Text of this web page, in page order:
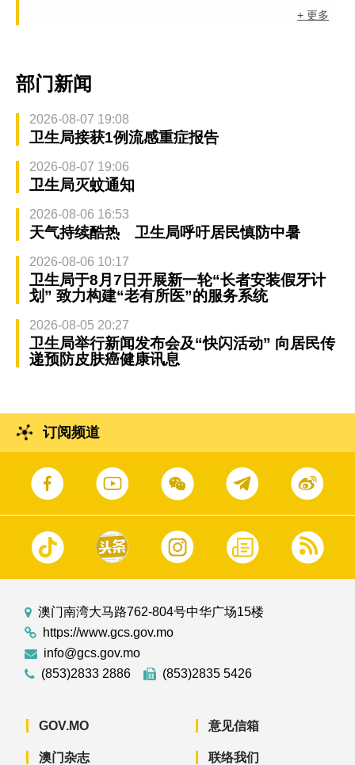
+ 更多
部门新闻
2026-08-07 19:08
卫生局接获1例流感重症报告
2026-08-07 19:06
卫生局灭蚊通知
2026-08-06 16:53
天气持续酷热 卫生局呼吁居民慎防中暑
2026-08-06 10:17
卫生局于8月7日开展新一轮“长者安装假牙计
划” 致力构建“老有所医”的服务系统
2026-08-05 20:27
卫生局举行新闻发布会及“快闪活动” 向居民传
递预防皮肤癌健康讯息
订阅频道
澳门南湾大马路762-804号中华广场15楼
https://www.gcs.gov.mo
info@gcs.gov.mo
(853)2833 2886
(853)2835 5426
GOV.MO
澳门杂志
意见信箱
联络我们